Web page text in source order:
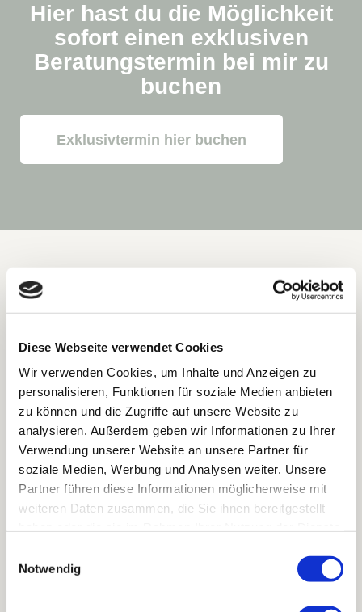
Diese Webseite verwendet Cookies
Wir verwenden Cookies, um Inhalte und Anzeigen zu
personalisieren, Funktionen für soziale Medien anbieten
zu können und die Zugriffe auf unsere Website zu
analysieren. Außerdem geben wir Informationen zu Ihrer
Verwendung unserer Website an unsere Partner für
soziale Medien, Werbung und Analysen weiter. Unsere
Partner führen diese Informationen möglicherweise mit
weiteren Daten zusammen, die Sie ihnen bereitgestellt
Notwendig
Hier hast du die Möglichkeit
sofort einen exklusiven
Beratungstermin bei mir zu
buchen
Exklusivtermin hier buchen
Kundenfeedback
Die Rückmeldungen meiner Klienten
jedem Einzelnen und jeder Begegnung.